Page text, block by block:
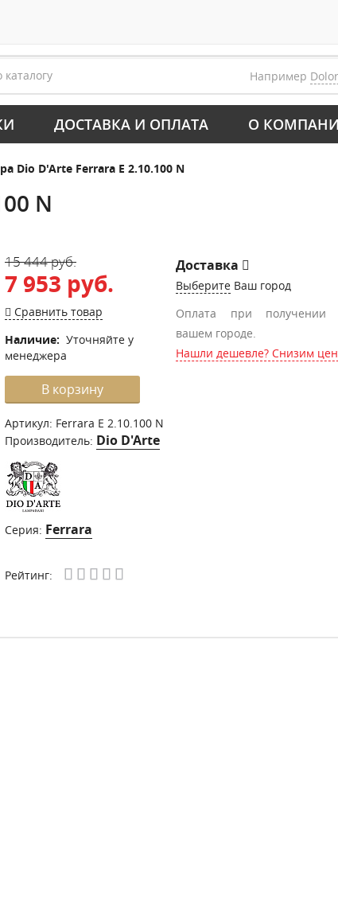
Например
ДОСТАВКА И ОПЛАТА О
Dio D'Arte Ferrara E 2.10.100 N
N
15 444 руб.
7 953 руб.
Сравнить товар
Наличие: Уточняйте у
менеджера
В корзину
Артикул: Ferrara E 2.10.100 N
Производитель: Dio D'Arte
Серия: Ferrara
Доставка
Выберите Ваш город
Оплата при получении
вашем городе.
Нашли дешевле? Снизим
Рейтинг: